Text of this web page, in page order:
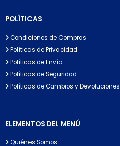
POLÍTICAS
Condiciones de Compras
Políticas de Privacidad
Políticas de Envío
Políticas de Seguridad
Políticas de Cambios y Devoluciones
ELEMENTOS DEL MENÚ
Quiénes Somos